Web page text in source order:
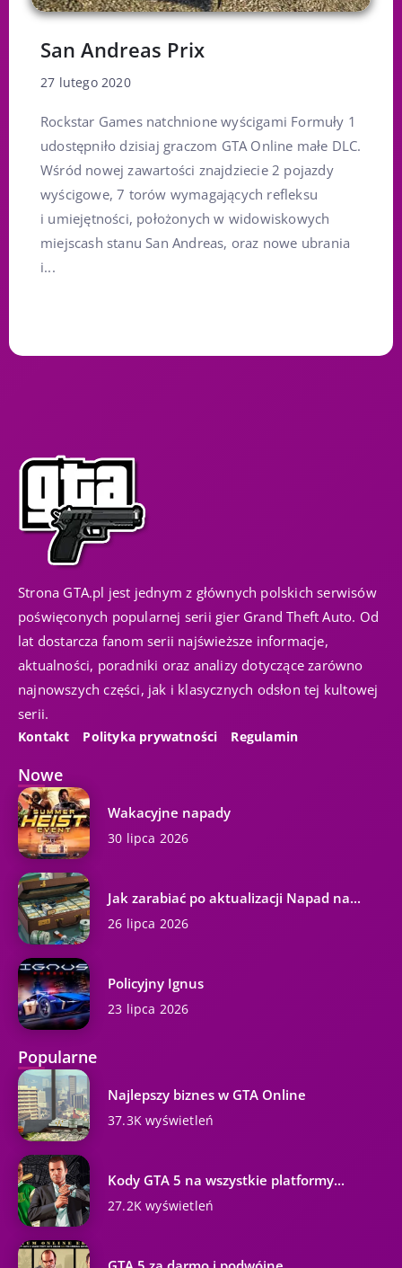
San Andreas Prix
27 lutego 2020
Rockstar Games natchnione wyścigami Formuły 1
udostępniło dzisiaj graczom GTA Online małe DLC.
Wśród nowej zawartości znajdziecie 2 pojazdy
wyścigowe, 7 torów wymagających refleksu
i umiejętności, położonych w widowiskowych
miejscash stanu San Andreas, oraz nowe ubrania
i...
Strona GTA.pl jest jednym z głównych polskich serwisów
poświęconych popularnej serii gier Grand Theft Auto. Od
lat dostarcza fanom serii najświeższe informacje,
aktualności, poradniki oraz analizy dotyczące zarówno
najnowszych części, jak i klasycznych odsłon tej kultowej
serii.
Kontakt Polityka prywatności Regulamin
Nowe
Wakacyjne napady
30 lipca 2026
Jak zarabiać po aktualizacji Napad na...
26 lipca 2026
Policyjny Ignus
23 lipca 2026
Popularne
Najlepszy biznes w GTA Online
37.3K wyświetleń
Kody GTA 5 na wszystkie platformy...
27.2K wyświetleń